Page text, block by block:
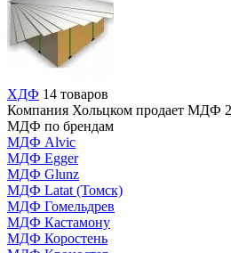
ХДФ 14 товаров
Компания Хольцком продает МДФ
МДФ по брендам
МДФ Alvic
МДФ Egger
МДФ Glunz
МДФ Latat (Томск)
МДФ Гомельдрев
МДФ Кастамону
МДФ Коростень